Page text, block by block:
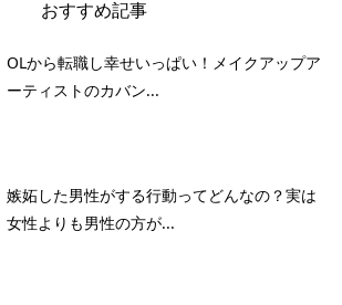
おすすめ記事
OLから転職し幸せいっぱい！メイクアップア
ーティストのカバン...
嫉妬した男性がする行動ってどんなの？実は
女性よりも男性の方が...